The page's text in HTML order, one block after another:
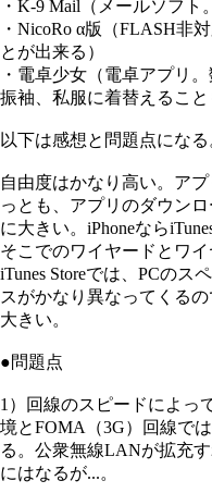
・K-9 Mail（メールソフト
・NicoRo α版（FLASH非
とが出来る）
・電卓少女（電卓アプリ
振袖、私服に着替えること
以下は感想と問題点になる
自由度はかなり高い。ア
っとも、アプリのダウン
に大きい。iPhoneなら
そこでのワイヤードとワ
iTunes Storeでは、PCのス
スがかなり異なってくる
大きい。
●問題点
1）回線のスピードによっ
境とFOMA（3G）回線で
る。公衆無線LANが拡充
にはなるが...。